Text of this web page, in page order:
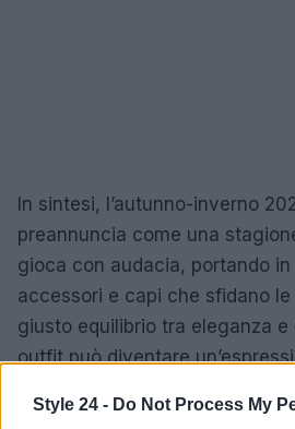
Style 24 - Do Not Process My
In sintesi, l’autunno-inverno
preannuncia come una
gioca con audacia, portando
accessori e capi che sfidano
giusto equilibrio tra eleganza
outfit può diventare